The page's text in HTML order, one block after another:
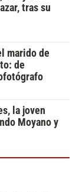
tras su
marido de
de
la joven
Moyano y